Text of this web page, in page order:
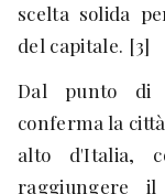
scelta solida
del capitale. [3]
Dal punto di
conferma la
alto d'Italia,
raggiungere